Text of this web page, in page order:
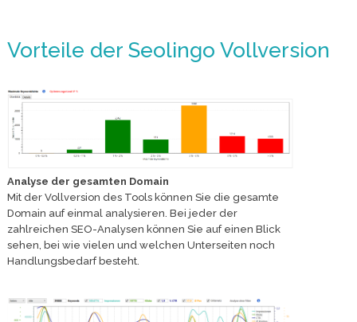
Vorteile der Seolingo Vollversion
Analyse der gesamten Domain
Mit der Vollversion des Tools können Sie die gesamte
Domain auf einmal analysieren. Bei jeder der
zahlreichen SEO-Analysen können Sie auf einen Blick
sehen, bei wie vielen und welchen Unterseiten noch
Handlungsbedarf besteht.